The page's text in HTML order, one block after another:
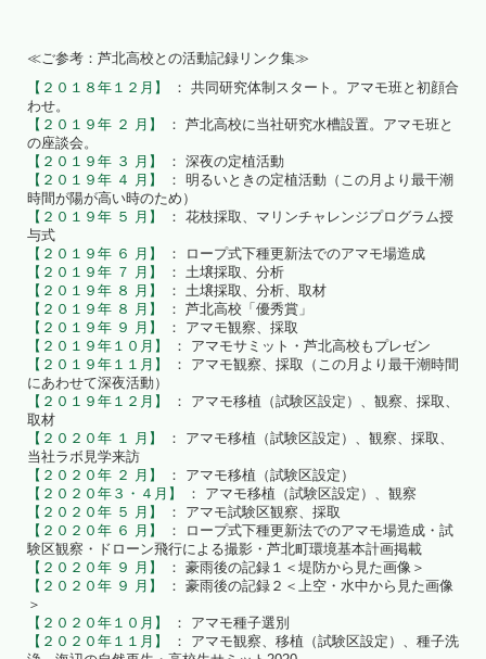
≪ご参考：芦北高校との活動記録リンク集≫
【２０１８年１２月】
： 共同研究体制スタート。アマモ班と初顔合
わせ。
【２０１９年 ２ 月】
： 芦北高校に当社研究水槽設置。アマモ班と
の座談会。
【２０１９年 ３ 月】
： 深夜の定植活動
【２０１９年 ４ 月】
： 明るいときの定植活動（この月より最干潮
時間が陽が高い時のため）
【２０１９年 ５ 月】
： 花枝採取、マリンチャレンジプログラム授
与式
【２０１９年 ６ 月】
： ロープ式下種更新法でのアマモ場造成
【２０１９年 ７ 月】
： 土壌採取、分析
【２０１９年 ８ 月】
： 土壌採取、分析、取材
【２０１９年 ８ 月】
： 芦北高校「優秀賞」
【２０１９年 ９ 月】
： アマモ観察、採取
【２０１９年１０月】
： アマモサミット・芦北高校もプレゼン
【２０１９年１１月】
： アマモ観察、採取（この月より最干潮時間
にあわせて深夜活動）
【２０１９年１２月】
： アマモ移植（試験区設定）、観察、採取、
取材
【２０２０年 １ 月】
： アマモ移植（試験区設定）、観察、採取、
当社ラボ見学来訪
【２０２０年 ２ 月】
： アマモ移植（試験区設定）
【２０２０年３・４月】
： アマモ移植（試験区設定）、観察
【２０２０年 ５ 月】
： アマモ試験区観察、採取
【２０２０年 ６ 月】
： ロープ式下種更新法でのアマモ場造成・試
験区観察・ドローン飛行による撮影・芦北町環境基本計画掲載
【２０２０年 ９ 月】
： 豪雨後の記録１＜堤防から見た画像＞
【２０２０年 ９ 月】
： 豪雨後の記録２＜上空・水中から見た画像
＞
【２０２０年１０月】
： アマモ種子選別
【２０２０年１１月】
： アマモ観察、移植（試験区設定）、種子洗